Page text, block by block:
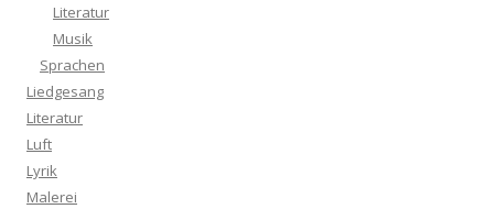
Literatur
Musik
Sprachen
Liedgesang
Literatur
Luft
Lyrik
Malerei